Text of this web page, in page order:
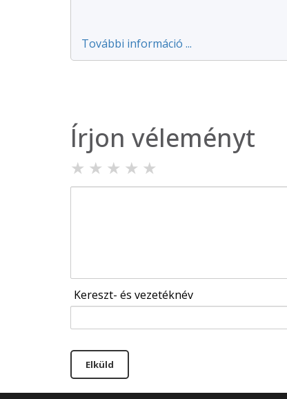
További információ ...
Írjon véleményt
★ ★ ★ ★ ★
Kereszt- és vezetéknév
Elküld